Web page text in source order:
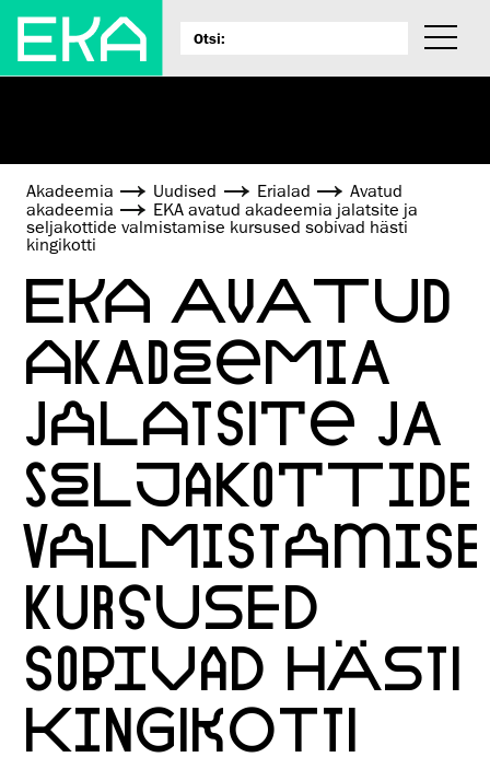
Akadeemia Uudised Erialad
Avatud
akadeemia
EKA avatud akadeemia jalatsite ja
seljakottide valmistamise kursused sobivad hästi
kingikotti
EKA AVATUD
AKADEEMIA
JALATSITE JA
SELJAKOTTIDE
VALMISTAMISE
KURSUSED
SOBIVAD HÄSTI
KINGIKOTTI